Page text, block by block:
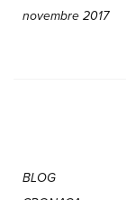
novembre 2017
BLOG